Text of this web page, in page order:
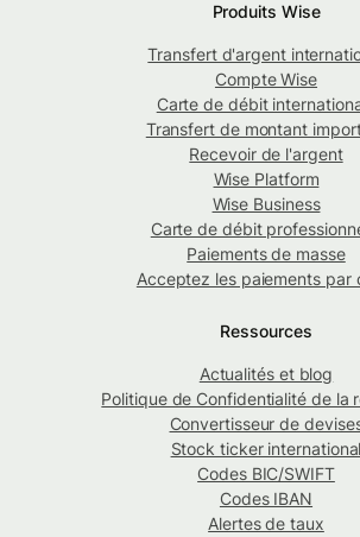
Produits Wise
Transfert d'argent
Compte Wise
Carte de débit
Transfert de montant
Recevoir de l'argent
Wise Platform
Wise Business
Carte de débit
Paiements de masse
Acceptez les paiements par
Ressources
Actualités et blog
Politique de Confidentialité de la
Convertisseur de
Stock ticker international
Codes BIC/SWIFT
Codes IBAN
Alertes de taux